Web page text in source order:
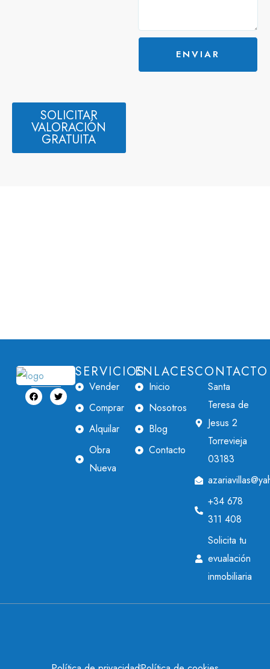
SOLICITAR
VALORACIÓN
GRATUITA
ENVIAR
SERVICIOS
Vender
Comprar
Alquilar
Obra
Nueva
ENLACES
Inicio
Nosotros
Blog
Contacto
CONTACTO
Santa
Teresa de
Jesus 2
Torrevieja
03183
+34 678
311 408
Solicita tu
evualación
inmobiliaria